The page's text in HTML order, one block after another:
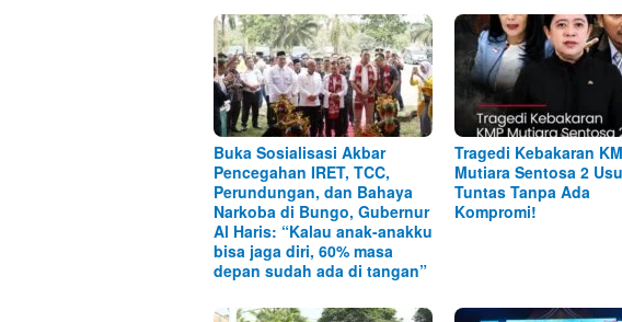
Buka Sosialisasi Akbar
Pencegahan IRET, TCC,
Perundungan, dan Bahaya
Narkoba di Bungo, Gubernur
Al Haris: “Kalau anak-anakku
bisa jaga diri, 60% masa
depan sudah ada di tangan”
Tragedi Kebakaran
Mutiara Sentosa 2
Tuntas Tanpa Ada
Kompromi!